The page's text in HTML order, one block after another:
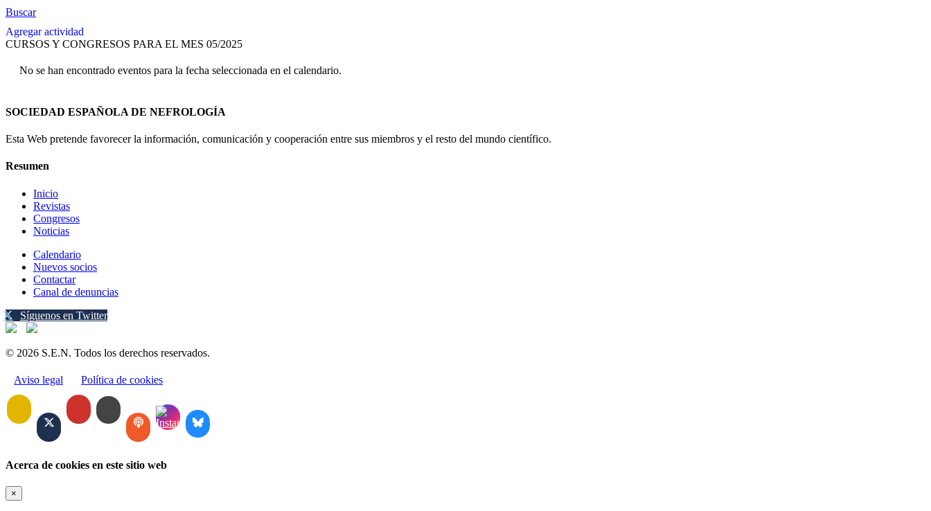
Buscar
Agregar actividad
CURSOS Y CONGRESOS PARA EL MES 05/2025
No se han encontrado eventos para la fecha seleccionada en el calendario.
SOCIEDAD ESPAÑOLA DE NEFROLOGÍA
Esta Web pretende favorecer la información, comunicación y cooperación entre sus miembros y el resto del mundo científico.
Resumen
Inicio
Revistas
Congresos
Noticias
Calendario
Nuevos socios
Contactar
Canal de denuncias
Síguenos en Twitter
© 2026 S.E.N. Todos los derechos reservados.
Aviso legal Política de cookies
Acerca de cookies en este sitio web
×